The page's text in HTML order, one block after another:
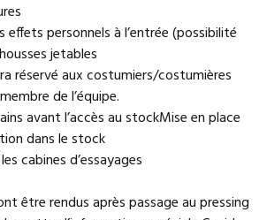
effets personnels à l’entrée (possibilité
jetables
réservé aux costumiers/costumières
de l’équipe.
avant l’accès au stockMise en place
dans le stock
cabines d’essayages
être rendus après passage au pressing